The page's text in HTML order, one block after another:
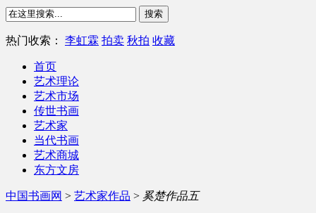
热门收索： 李虹霖 拍卖 秋拍 收藏
首页
艺术理论
艺术市场
传世书画
艺术家
当代书画
艺术商城
东方文房
中国书画网 > 艺术家作品 > 奚楚作品五